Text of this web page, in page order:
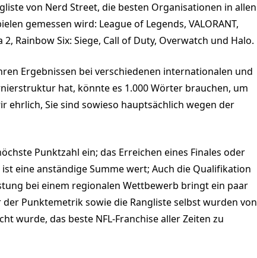
von Nerd Street, die besten Organisationen in allen
gemessen wird: League of Legends, VALORANT,
Rainbow Six: Siege, Call of Duty, Overwatch und Halo.
Ergebnissen bei verschiedenen internationalen und
hat, könnte es 1.000 Wörter brauchen, um
ehrlich, Sie sind sowieso hauptsächlich wegen der
Punktzahl ein; das Erreichen eines Finales oder
eine anständige Summe wert; Auch die Qualifikation
bei einem regionalen Wettbewerb bringt ein paar
Punktemetrik sowie die Rangliste selbst wurden von
wurde, das beste NFL-Franchise aller Zeiten zu